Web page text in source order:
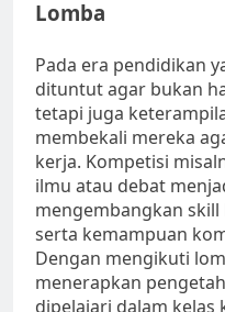
Lomba
Pada era pendidikan
dituntut agar bukan
tetapi juga
membekali mereka
kerja. Kompetisi
ilmu atau debat
mengembangkan
serta kemampuan
Dengan mengikuti
menerapkan
dipelajari dalam kelas